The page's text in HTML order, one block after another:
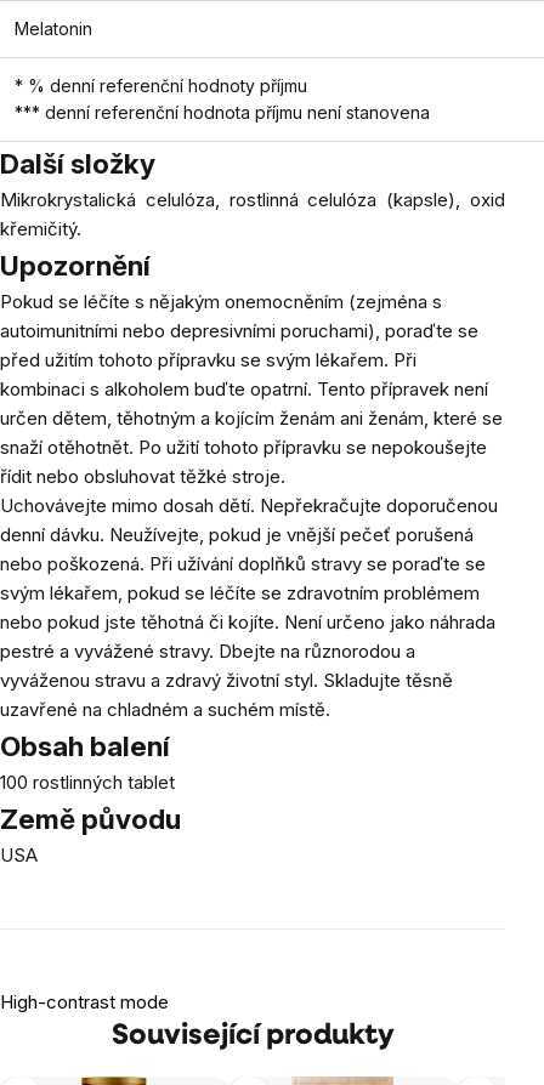
Melatonin
* % denní referenční hodnoty příjmu
*** denní referenční hodnota příjmu není stanovena
Další složky
Mikrokrystalická celulóza, rostlinná celulóza (kapsle), oxid
křemičitý.
Upozornění
Pokud se léčíte s nějakým onemocněním (zejména s
autoimunitními nebo depresivními poruchami), poraďte se
před užitím tohoto přípravku se svým lékařem. Při
kombinaci s alkoholem buďte opatrní. Tento přípravek není
určen dětem, těhotným a kojícím ženám ani ženám, které se
snaží otěhotnět. Po užití tohoto přípravku se nepokoušejte
řídit nebo obsluhovat těžké stroje.
Uchovávejte mimo dosah dětí. Nepřekračujte doporučenou
denní dávku. Neužívejte, pokud je vnější pečeť porušená
nebo poškozená. Při užívání doplňků stravy se poraďte se
svým lékařem, pokud se léčíte se zdravotním problémem
nebo pokud jste těhotná či kojíte. Není určeno jako náhrada
pestré a vyvážené stravy. Dbejte na různorodou a
vyváženou stravu a zdravý životní styl. Skladujte těsně
uzavřené na chladném a suchém místě.
Obsah balení
100 rostlinných tablet
Země původu
USA
High-contrast mode
Související produkty